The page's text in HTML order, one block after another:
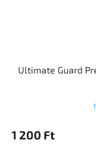
Ultimate Guard
1 200 Ft